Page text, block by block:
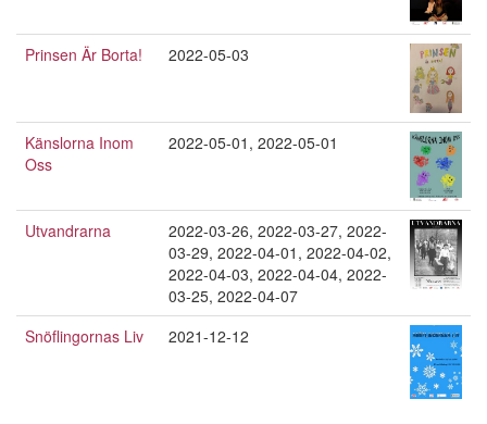
Prinsen Är Borta! 2022-05-03
Känslorna Inom
Oss
2022-05-01 , 2022-05-01
Utvandrarna 2022-03-26, 2022-03-27, 2022-
03-29, 2022-04-01 , 2022-04-02,
2022-04-03, 2022-04-04, 2022-
03-25, 2022-04-07
Snöflingornas Liv
2021-12-12